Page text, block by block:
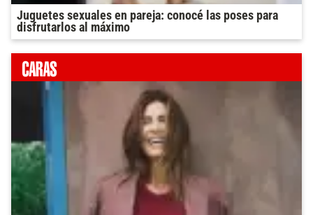
Juguetes sexuales en pareja: conocé las poses para
disfrutarlos al máximo